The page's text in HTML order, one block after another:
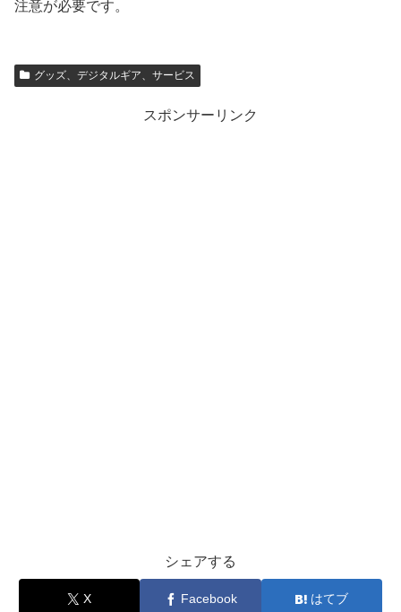
注意が必要です。
グッズ、デジタルギア、サービス
スポンサーリンク
シェアする
X Facebook はてブ